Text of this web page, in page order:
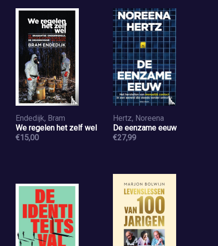
Endedijk, Bram
We regelen het zelf wel
€15,00
Hertz, Noreena
De eenzame eeuw
€27,99